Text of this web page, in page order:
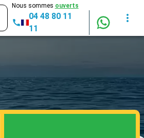
Nous sommes ouverts
04 48 80 11
11